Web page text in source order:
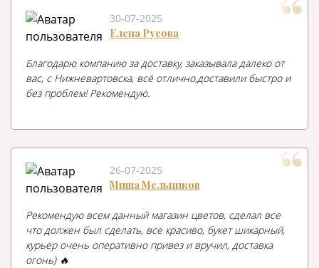
30-07-2025
Елена Русова
Благодарю компанию за доставку, заказывала далеко от
вас, с Нижневартовска, всё отлично,доставили быстро и
без проблем! Рекомендую.
26-07-2025
Миша Мельников
Рекомендую всем данный магазин цветов, сделал все
что должен был сделать, все красиво, букет шикарный,
курьер очень оперативно привез и вручил, доставка
огонь) 🔥